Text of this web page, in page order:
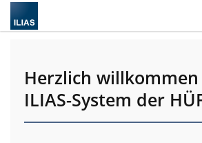
Herzlich
ILIAS-System der